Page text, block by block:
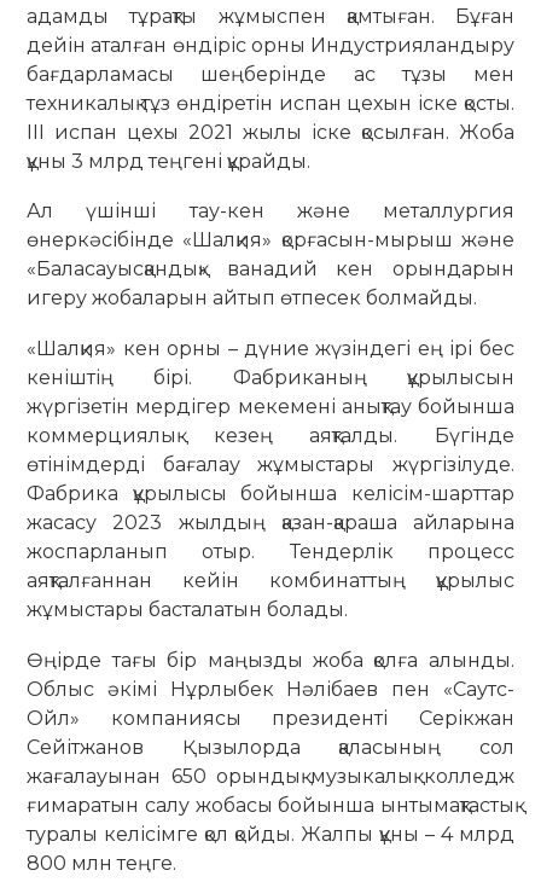
адамды тұрақты жұмыспен қамтыған. Бұған
дейін аталған өндіріс орны Индустрияландыру
бағдарламасы шеңберінде ас тұзы мен
техникалық тұз өндіретін испан цехын іске қосты.
ІІІ испан цехы 2021 жылы іске қосылған. Жоба
құны 3 млрд теңгені құрайды.
Ал үшінші тау-кен және металлургия
өнеркәсібінде «Шалқия» қорғасын-мырыш және
«Баласауысқандық» ванадий кен орындарын
игеру жобаларын айтып өтпесек болмайды.
«Шалқия» кен орны – дүние жүзіндегі ең ірі бес
кеніштің бірі. Фабриканың құрылысын
жүргізетін мердігер мекемені анықтау бойынша
коммерциялық кезең аяқталды. Бүгінде
өтінімдерді бағалау жұмыстары жүргізілуде.
Фабрика құрылысы бойынша келісім-шарттар
жасасу 2023 жылдың қазан-қараша айларына
жоспарланып отыр. Тендерлік процесс
аяқталғаннан кейін комбинаттың құрылыс
жұмыстары басталатын болады.
Өңірде тағы бір маңызды жоба қолға алынды.
Облыс әкімі Нұрлыбек Нәлібаев пен «Саутс-
Ойл» компаниясы президенті Серікжан
Сейітжанов Қызылорда қаласының сол
жағалауынан 650 орындық музыкалық колледж
ғимаратын салу жобасы бойынша ынтымақтастық
туралы келісімге қол қойды. Жалпы құны – 4 млрд
800 млн теңге.